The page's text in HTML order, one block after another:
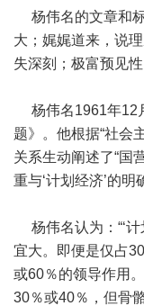
杨伟名的文章和
大；娓娓道来，说
失深刻；极富预见
杨伟名1961年12
题》。他根据“社会
关系生动阐述了“国
重与‘计划经济’的明
杨伟名认为：“‘计
宜大。即便是仅占
或60％的领导作用
30％或40％，但骨